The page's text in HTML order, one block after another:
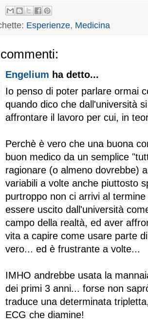
Esperienze, Medicina
Engelium ha detto...
Io penso di poter parlare ormai
quando dico che dall'università
affrontare il lavoro per cui, in
Perchè è vero che una buona
buon medico da un semplice
ragionare (o almeno dovrebbe)
variabili a volte anche piuttosto
purtroppo non ci arrivi al
essere uscito dall'università
campo della realtà, ed aver
vita a capire come usare parte
vero... ed è frustrante a volte...
IMHO andrebbe usata la
dei primi 3 anni... forse non
traduce una determinata
ECG che diamine!